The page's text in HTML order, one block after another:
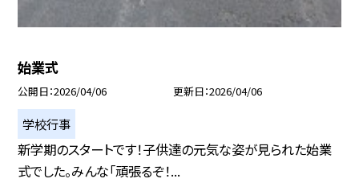
始業式
公開日 2026/04/06 更新日 2026/04/06
学校行事
新学期のスタートです！子供達の元気な姿が見られた始業
式でした。みんな「頑張るぞ！...